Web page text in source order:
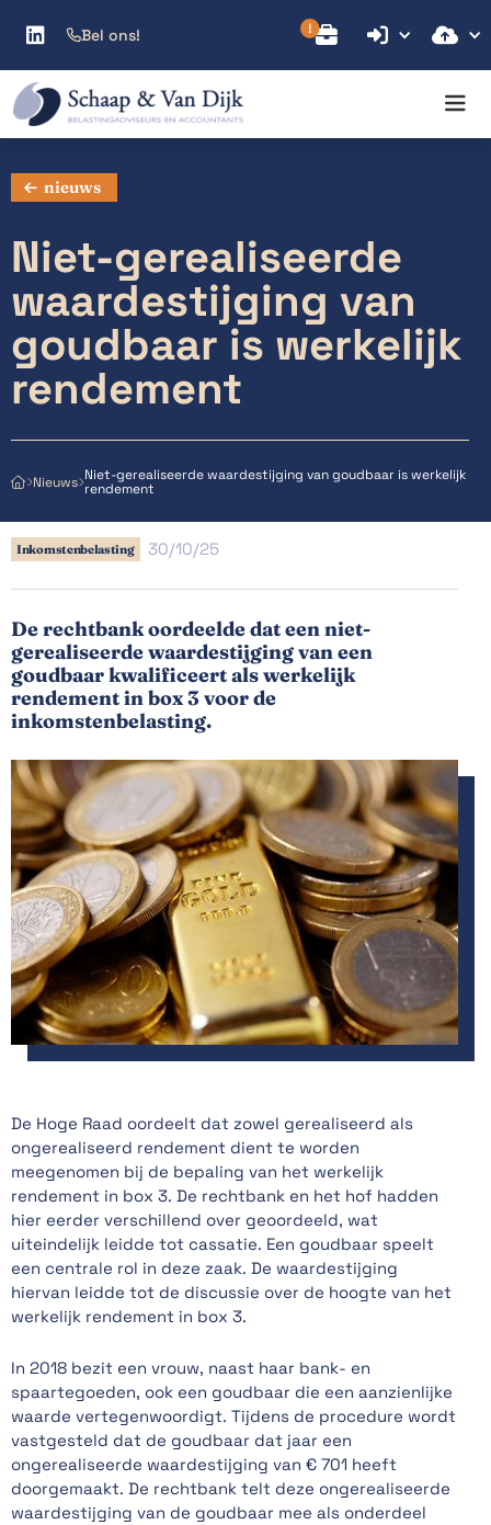
Bel ons!
  
nieuws
Niet-gerealiseerde
waardestijging van
goudbaar is werkelijk
rendement
NieuwsNiet-gerealiseerde waardestijging van goudbaar is werkelijk
rendement
Inkomstenbelasting 30/10/25
De rechtbank oordeelde dat een niet-
gerealiseerde waardestijging van een
goudbaar kwalificeert als werkelijk
rendement in box 3 voor de
inkomstenbelasting.
De Hoge Raad oordeelt dat zowel gerealiseerd als
ongerealiseerd rendement dient te worden
meegenomen bij de bepaling van het werkelijk
rendement in box 3. De rechtbank en het hof hadden
hier eerder verschillend over geoordeeld, wat
uiteindelijk leidde tot cassatie. Een goudbaar speelt
een centrale rol in deze zaak. De waardestijging
hiervan leidde tot de discussie over de hoogte van het
werkelijk rendement in box 3.
In 2018 bezit een vrouw, naast haar bank- en
spaartegoeden, ook een goudbaar die een aanzienlijke
waarde vertegenwoordigt. Tijdens de procedure wordt
vastgesteld dat de goudbaar dat jaar een
ongerealiseerde waardestijging van € 701 heeft
doorgemaakt. De rechtbank telt deze ongerealiseerde
waardestijging van de goudbaar mee als onderdeel